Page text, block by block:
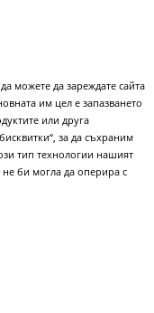
можете да зареждате сайта
им цел е запазването
или друга
за да съхраним
тип технологии нашият
не би могла да оперира с